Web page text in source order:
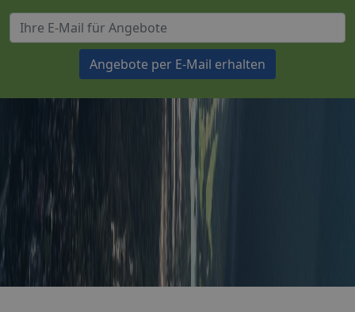
Angebote per E-Mail erhalten